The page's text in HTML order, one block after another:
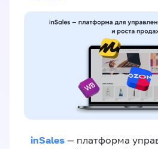
inSales — платформа